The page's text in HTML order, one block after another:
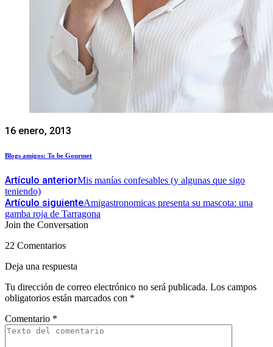
16 enero, 2013
Blogs amigos: To be Gourmet
Artículo anteriorMis manías confesables (y algunas que sigo
teniendo)
Artículo siguienteAmigastronomicas presenta su mascota: una
gamba roja de Tarragona
Join the Conversation
22 Comentarios
Deja una respuesta
Tu dirección de correo electrónico no será publicada. Los campos
obligatorios están marcados con *
Comentario *